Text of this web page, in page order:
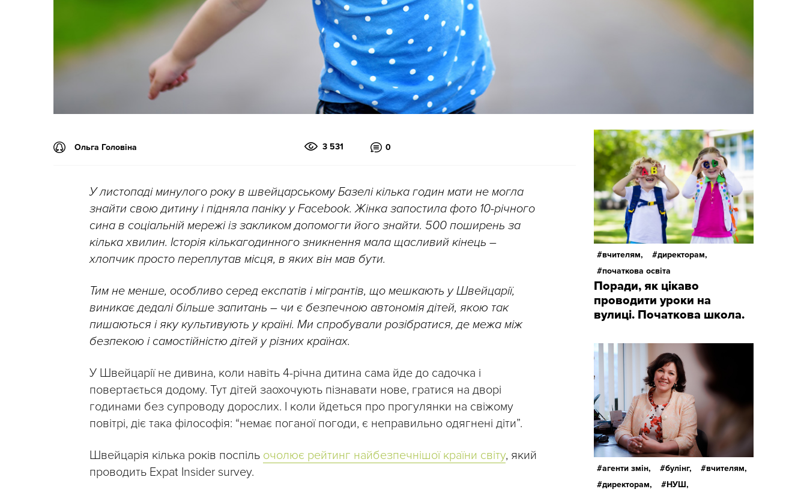
Ольга Головіна 3 531 0
У листопаді минулого року в швейцарському Базелі кілька годин мати не могла
знайти свою дитину і підняла паніку у Facebook. Жінка запостила фото 10-річного
сина в соціальній мережі із закликом допомогти його знайти. 500 поширень за
кілька хвилин. Історія кількагодинного зникнення мала щасливий кінець –
хлопчик просто переплутав місця, в яких він мав бути.
Тим не менше, особливо серед експатів і мігрантів, що мешкають у Швейцарії,
виникає дедалі більше запитань – чи є безпечною автономія дітей, якою так
пишаються і яку культивують у країні. Ми спробували розібратися, де межа між
безпекою і самостійністю дітей у різних країнах.
У Швейцарії не дивина, коли навіть 4-річна дитина сама йде до садочка і
повертається додому. Тут дітей заохочують пізнавати нове, гратися на дворі
годинами без супроводу дорослих. І коли йдеться про прогулянки на свіжому
повітрі, діє така філософія: “немає поганої погоди, є неправильно одягнені діти”.
Швейцарія кілька років поспіль очолює рейтинг найбезпечнішої країни світу, який
проводить Expat Insider survey.
вчителям,
директорам,
початкова освіта
Поради, як цікаво
проводити уроки на
вулиці. Початкова школа.
агенти змін, булінг,
вчителям,
директорам,
НУШ,